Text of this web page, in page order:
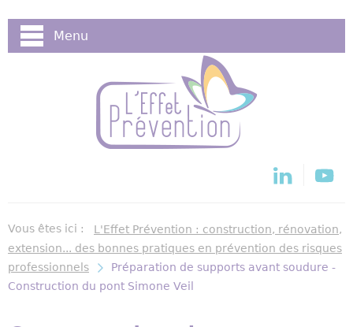
Menu
Vous êtes ici :
L'Effet Prévention : construction, rénovation,
extension... des bonnes pratiques en prévention des risques
professionnels
Préparation de supports avant soudure -
Construction du pont Simone Veil